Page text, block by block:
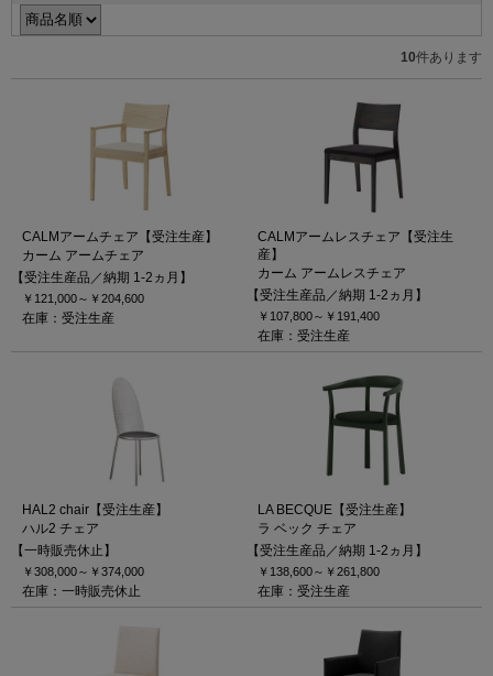
10件あります
CALMアームチェア【受注生産】
カーム アームチェア
【受注生産品／納期 1-2ヵ月】
￥121,000～ ￥204,600
在庫：受注生産
CALMアームレスチェア【受注生
産】
カーム アームレスチェア
【受注生産品／納期 1-2ヵ月】
￥107,800～ ￥191,400
在庫：受注生産
HAL2 chair【受注生産】
ハル2 チェア
【一時販売休止】
￥308,000～ ￥374,000
在庫：一時販売休止
LA BECQUE【受注生産】
ラ ベック チェア
【受注生産品／納期 1-2ヵ月】
￥138,600～ ￥261,800
在庫：受注生産